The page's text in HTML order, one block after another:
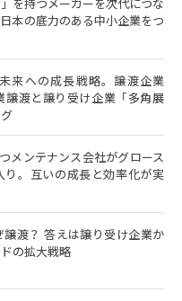
本の底力のある中小企業をつ
来への成長戦略。譲渡企業
譲渡と譲り受け企業「多角展
メンテナンス会社がグロース
り。互いの成長と効率化が実
渡？ 答えは譲り受け企業か
の拡大戦略